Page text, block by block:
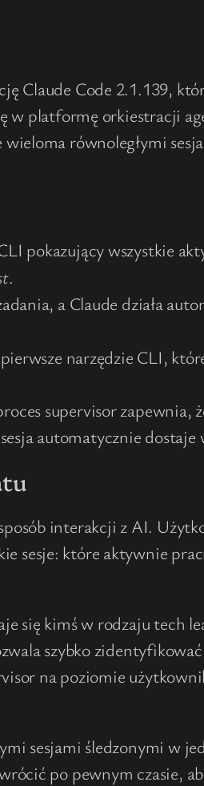
Claude Code 2.1.139,
w platformę orkiestracji
równoległymi
pokazujący wszystkie
.
a Claude działa
narzędzie CLI,
supervisor zapewnia,
automatycznie
interakcji z AI.
sesje: które aktywnie
się kimś w rodzaju tech
szybko
na poziomie
sesjami śledzonymi w
po pewnym czasie,